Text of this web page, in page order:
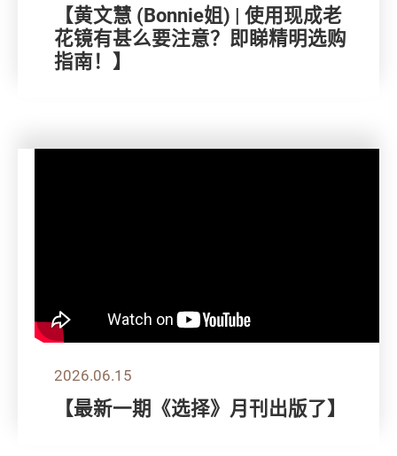
【黄文慧 (Bonnie姐) | 使用现成老
花镜有甚么要注意？即睇精明选购
指南！】
2026.06.15
【最新一期《选择》月刊出版了】